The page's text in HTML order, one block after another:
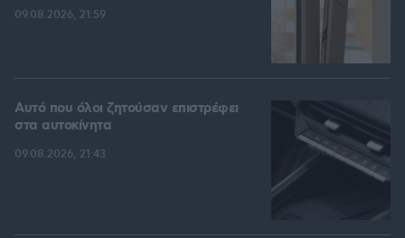
09.08.2026, 21:59
Αυτό που όλοι ζητούσαν επιστρέφει
στα αυτοκίνητα
09.08.2026, 21:43